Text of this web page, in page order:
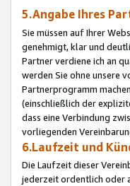
5.Angabe Ihres
Sie müssen auf Ihrer
genehmigt, klar und
Partner verdiene ich an
werden Sie ohne unsere
Partnerprogramm
(einschließlich der
dass eine Verbindung
vorliegenden
6.Laufzeit und
Die Laufzeit dieser
jederzeit ordentlich oder